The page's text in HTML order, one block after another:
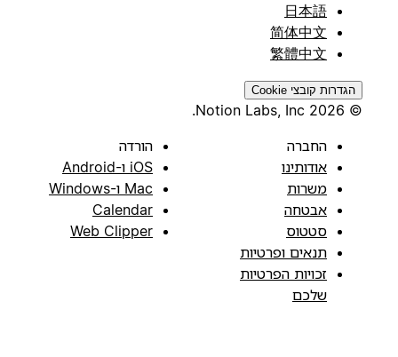
日本語
简体中文
繁體中文
הגדרות קובצי Cookie
החברה
אודותינו
משרות
אבטחה
סטטוס
תנאים ופרטיות
זכויות הפרטיות
שלכם
הורדה
iOS ו-Android
Mac ו-Windows
Calendar
Web Clipper